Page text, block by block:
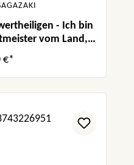
- Ich bin
vom Land,
lassen mich nicht
01
€*